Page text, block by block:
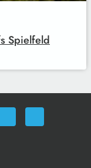
Spielfeld